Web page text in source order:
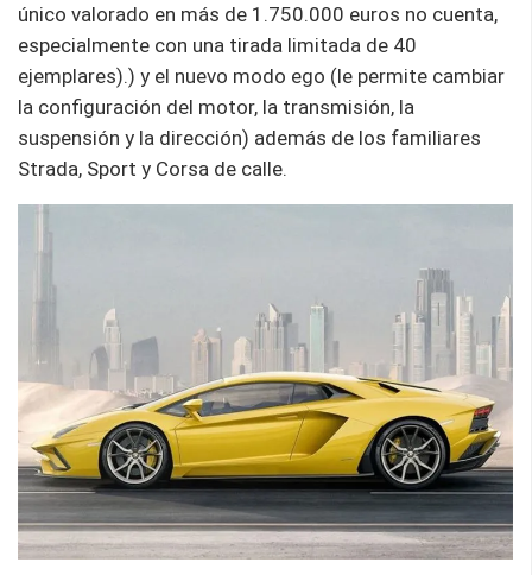
único valorado en más de 1.750.000 euros no cuenta,
especialmente con una tirada limitada de 40
ejemplares).) y el nuevo modo ego (le permite cambiar
la configuración del motor, la transmisión, la
suspensión y la dirección) además de los familiares
Strada, Sport y Corsa de calle.